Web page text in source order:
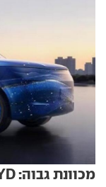
מכוונת גבוה: BYD חשפה ספינות דגל